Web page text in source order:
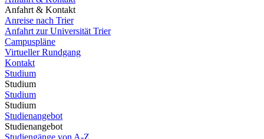
Anfahrt & Kontakt
Anreise nach Trier
Anfahrt zur Universität Trier
Campuspläne
Virtueller Rundgang
Kontakt
Studium
Studium
Studium
Studium
Studienangebot
Studienangebot
Studiengänge von A-Z